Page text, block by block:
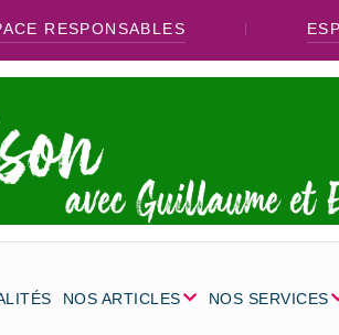
RESPONSABLES
NOS ARTICLES NOS SERVICES